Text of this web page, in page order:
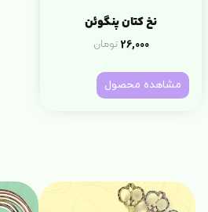
نخ کتان پنگوئن
26,000 تومان
مشاهده محصول